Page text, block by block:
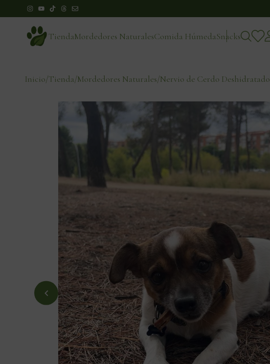
TiendaMordedores NaturalesComida HúmedaSnacks
Inicio/Tienda/Mordedores Naturales/Nervio de Cerdo Deshidratado